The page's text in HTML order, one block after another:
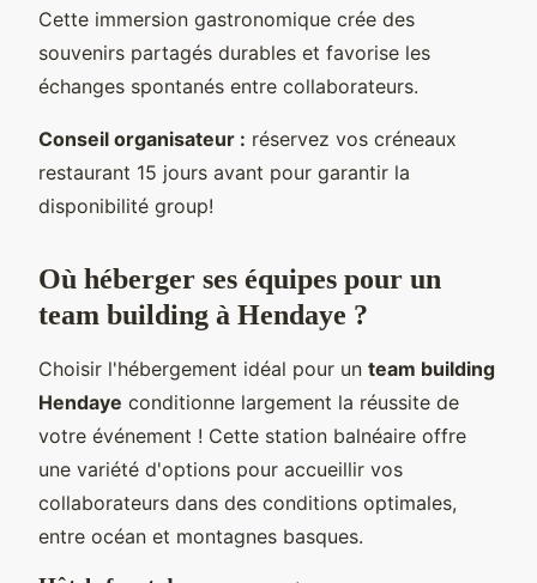
Cette immersion gastronomique crée des
souvenirs partagés durables et favorise les
échanges spontanés entre collaborateurs.
Conseil organisateur : réservez vos créneaux
restaurant 15 jours avant pour garantir la
disponibilité group!
Où héberger ses équipes pour un
team building à Hendaye ?
Choisir l'hébergement idéal pour un team building
Hendaye conditionne largement la réussite de
votre événement ! Cette station balnéaire offre
une variété d'options pour accueillir vos
collaborateurs dans des conditions optimales,
entre océan et montagnes basques.